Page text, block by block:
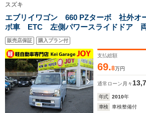
スズキ
エブリイワゴン 660 PZターボ 社外オ
ボ車 ETC 左側パワースライドドア 両
ア 電動格納ミラー キーレス オート
フラットシート 内外装クリーニング 衝
ィ 盗難防止システム
販売店保証 購入プラン付
支払総額
69.8万円
通常ローン 月々
年式 2010年
車検
車検整備付